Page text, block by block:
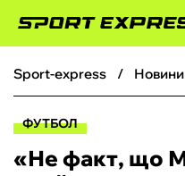
ФУТБОЛ
sport-express
ФУТБОЛ
«Не факт, що